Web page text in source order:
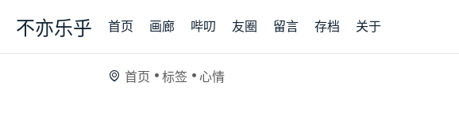
不亦乐乎 首页 画廊 哔叨 友圈 留言 存档 关于
首页 标签 心情